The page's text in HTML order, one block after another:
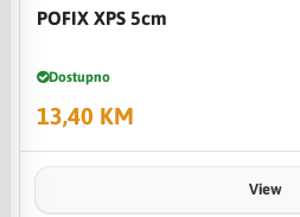
POFIX XPS 5cm
Dostupno
13,40 KM
View